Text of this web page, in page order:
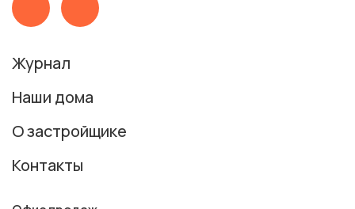
Журнал
Наши дома
О застройщике
Контакты